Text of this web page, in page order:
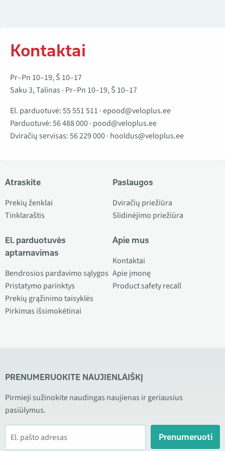
Kontaktai
Pr–Pn 10–19, Š 10–17
Saku 3, Talinas · Pr–Pn 10–19, Š 10–17
El. parduotuvė:55 551 511 ·epood@veloplus.ee
Parduotuvė:56 488 000· pood@veloplus.ee
Dviračių servisas:56 229 000· hooldus@veloplus.ee
Atraskite
Prekių ženklai
Tinklaraštis
El. parduotuvės
aptarnavimas
Bendrosios pardavimo sąlygos
Pristatymo parinktys
Prekių grąžinimo taisyklės
Pirkimas išsimokėtinai
Paslaugos
Dviračių priežiūra
Slidinėjimo priežiūra
Apie mus
Kontaktai
Apie įmonę
Product safety recall
PRENUMERUOKITE NAUJIENLAIŠKĮ
Pirmieji sužinokite naudingas naujienas ir geriausius
pasiūlymus.
Prenumeruoti